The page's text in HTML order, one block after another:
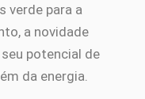
verde para a
a novidade
potencial de
da energia.